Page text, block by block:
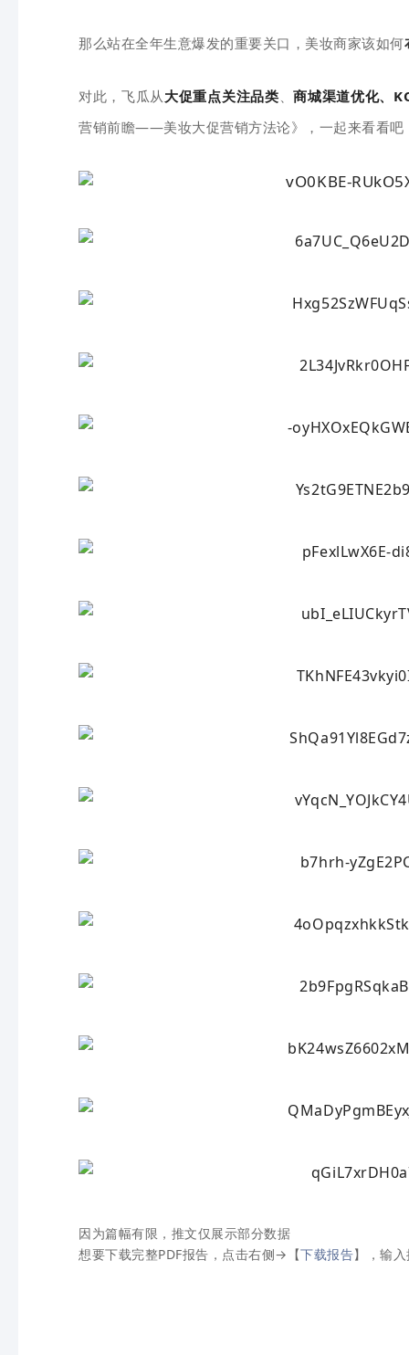
那么站在全年生意爆发的重要关口，美妆商家该如何
对此，飞瓜从大促重点关注品类、商城渠道优化、
营销前瞻——美妆大促营销方法论》，一起来看看吧
因为篇幅有限，推文仅展示部分数据
想要下载完整PDF报告，点击右侧→【下载报告】，输